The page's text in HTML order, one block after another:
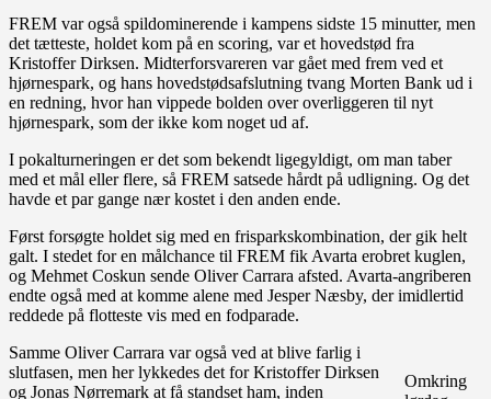
FREM var også spildominerende i kampens sidste 15 minutter, men
det tætteste, holdet kom på en scoring, var et hovedstød fra
Kristoffer Dirksen. Midterforsvareren var gået med frem ved et
hjørnespark, og hans hovedstødsafslutning tvang Morten Bank ud i
en redning, hvor han vippede bolden over overliggeren til nyt
hjørnespark, som der ikke kom noget ud af.
I pokalturneringen er det som bekendt ligegyldigt, om man taber
med et mål eller flere, så FREM satsede hårdt på udligning. Og det
havde et par gange nær kostet i den anden ende.
Først forsøgte holdet sig med en frisparkskombination, der gik helt
galt. I stedet for en målchance til FREM fik Avarta erobret kuglen,
og Mehmet Coskun sende Oliver Carrara afsted. Avarta-angriberen
endte også med at komme alene med Jesper Næsby, der imidlertid
reddede på flotteste vis med en fodparade.
Omkring
Samme Oliver Carrara var også ved at blive farlig i
slutfasen, men her lykkedes det for Kristoffer Dirksen
og Jonas Nørremark at få standset ham, inden